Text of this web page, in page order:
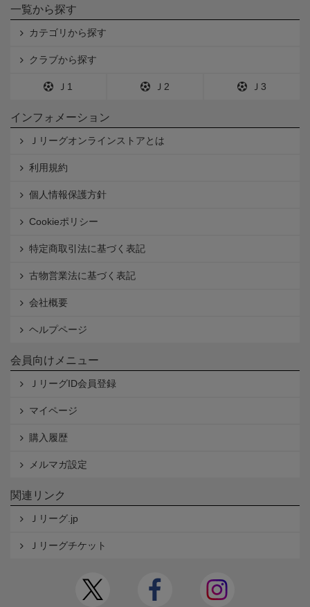
一覧から探す
カテゴリから探す
クラブから探す
Ｊ1 Ｊ2 Ｊ3
インフォメーション
Ｊリーグオンラインストアとは
利用規約
個人情報保護方針
Cookieポリシー
特定商取引法に基づく表記
古物営業法に基づく表記
会社概要
ヘルプページ
会員向けメニュー
ＪリーグID会員登録
マイページ
購入履歴
メルマガ設定
関連リンク
Ｊリーグ.jp
Ｊリーグチケット